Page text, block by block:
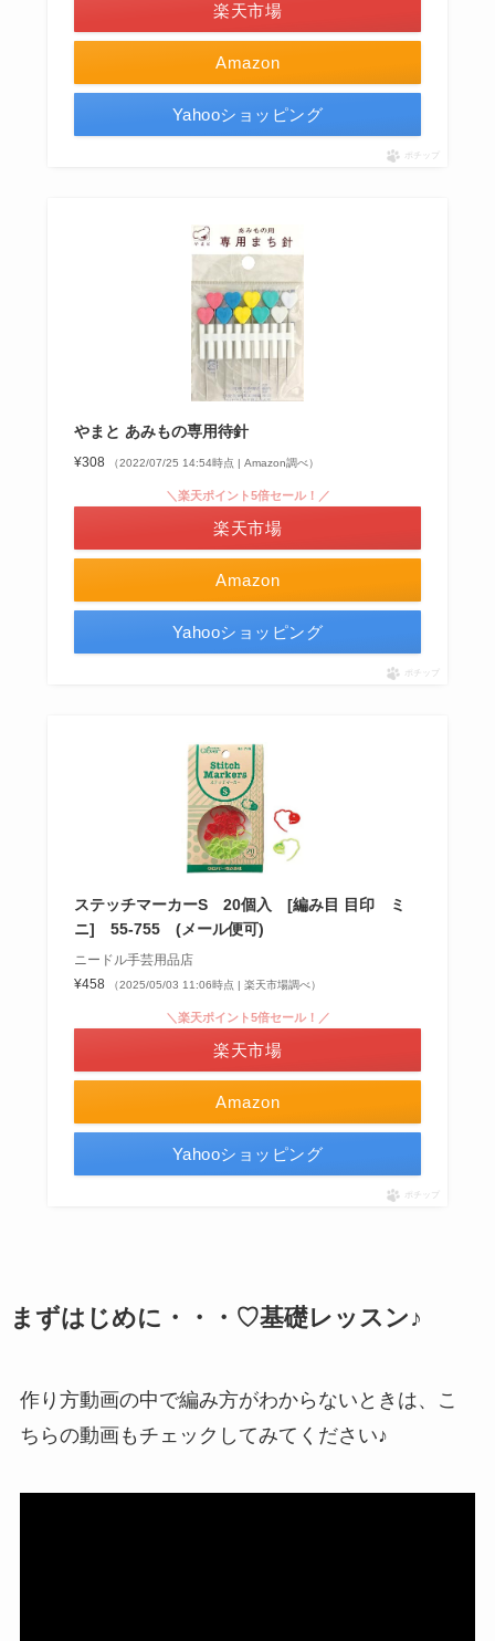
Amazon
楽天市場
Yahooショッピング
ポチップ
やまと あみもの専用待針
¥308 （2022/07/25 14:54時点 | Amazon調べ）
Amazon
＼楽天ポイント5倍セール！／
楽天市場
Yahooショッピング
ポチップ
ステッチマーカーS 20個入 [編み目 目印 ミ
ニ] 55-755 (メール便可)
ニードル手芸用品店
¥458
（2025/05/03 11:06時点 | 楽天市場調べ）
Amazon
＼楽天ポイント5倍セール！／
楽天市場
Yahooショッピング
ポチップ
まずはじめに・・・♡基礎レッスン♪
作り方動画の中で編み方がわからないときは、こ
ちらの動画もチェックしてみてください♪